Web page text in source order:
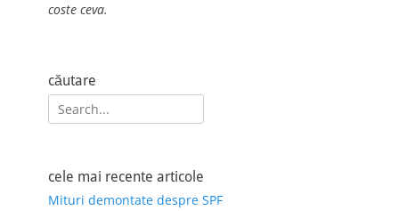
coste ceva.
căutare
Search
for:
cele mai recente articole
Mituri demontate despre SPF